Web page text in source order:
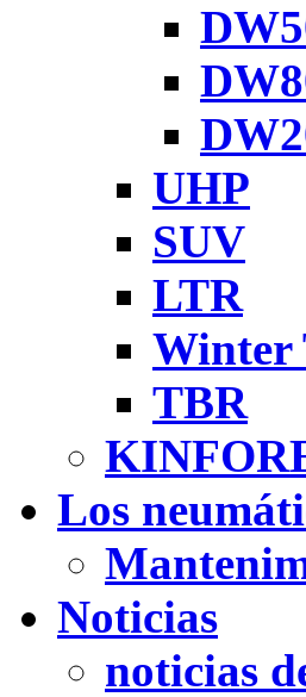
UHP
SUV
LTR
Winter
TBR
Los
Noticias
noticias